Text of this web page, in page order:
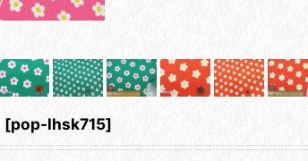
[pop-lhsk715]